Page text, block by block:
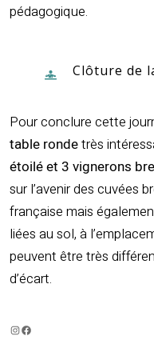
pédagogique.
Clôture de
Pour conclure cette
table rondetrès
étoiléet 3 vignerons
sur l’avenir des cuvées
française mais
liées au sol, à
peuvent être très
d’écart.
InstagramFacebook